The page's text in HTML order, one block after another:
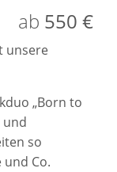
ab 550 €
unsere
„Born to
und
so
und Co.